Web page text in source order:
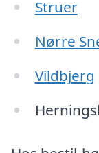
Struer
Nørre
Vildbjerg